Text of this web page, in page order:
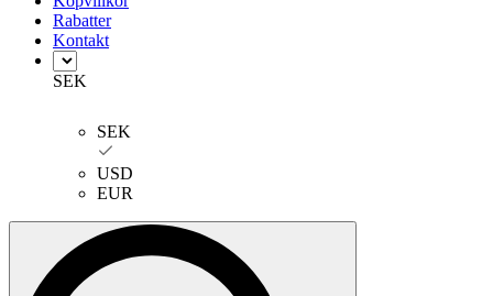
Rabatter
Kontakt
SEK
SEK
USD
EUR